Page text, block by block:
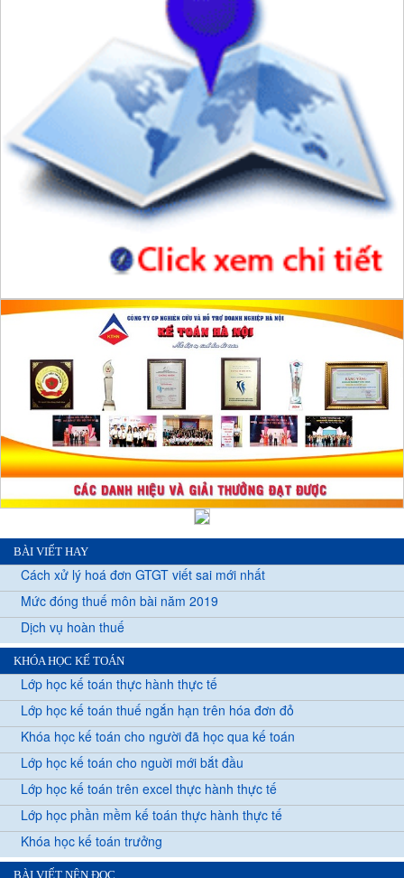
BÀI VIẾT HAY
Cách xử lý hoá đơn GTGT viết sai mới nhất
Mức đóng thuế môn bài năm 2019
Dịch vụ hoàn thuế
KHÓA HỌC KẾ TOÁN
Lớp học kế toán thực hành thực tế
Lớp học kế toán thuế ngắn hạn trên hóa đơn đỏ
Khóa học kế toán cho người đã học qua kế toán
Lớp học kế toán cho nguời mới bắt đầu
Lớp học kế toán trên excel thực hành thực tế
Lớp học phần mềm kế toán thực hành thực tế
Khóa học kế toán trưởng
BÀI VIẾT NÊN ĐỌC